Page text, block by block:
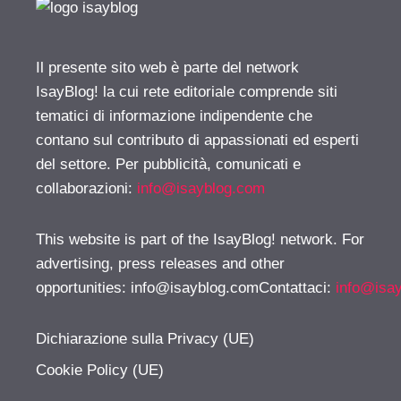
Il presente sito web è parte del network
IsayBlog! la cui rete editoriale comprende siti
tematici di informazione indipendente che
contano sul contributo di appassionati ed esperti
del settore. Per pubblicità, comunicati e
collaborazioni: info@isayblog.com
This website is part of the IsayBlog! network. For
advertising, press releases and other
opportunities: info@isayblog.comContattaci:
Dichiarazione sulla Privacy (UE)
Cookie Policy (UE)